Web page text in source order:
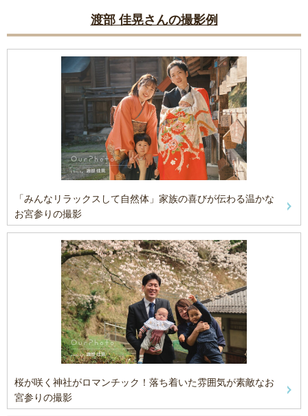
渡部 佳晃さんの撮影例
「みんなリラックスして自然体」家族の喜びが伝わる温かな
お宮参りの撮影
桜が咲く神社がロマンチック！落ち着いた雰囲気が素敵なお
宮参りの撮影